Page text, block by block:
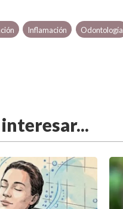
Inflamación Odontología